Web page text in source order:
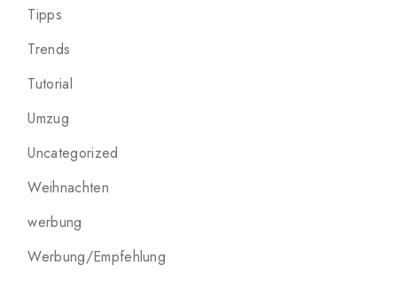
Tipps
Trends
Tutorial
Umzug
Uncategorized
Weihnachten
werbung
Werbung/Empfehlung